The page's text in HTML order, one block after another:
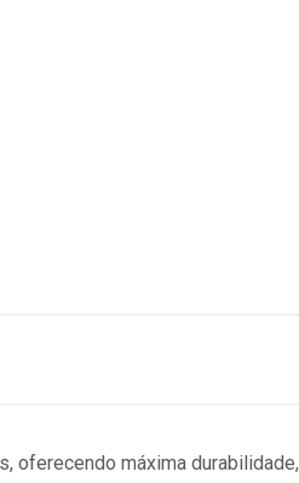
oferecendo máxima durabilidade,